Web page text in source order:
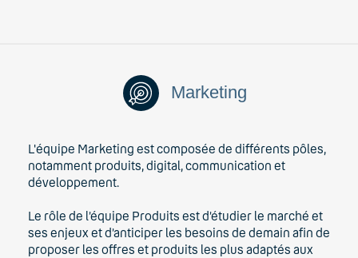
Marketing
L'équipe Marketing est composée de différents pôles,
notamment produits, digital, communication et
développement.
Le rôle de l’équipe Produits est d’étudier le marché et
ses enjeux et d’anticiper les besoins de demain afin de
proposer les offres et produits les plus adaptés aux